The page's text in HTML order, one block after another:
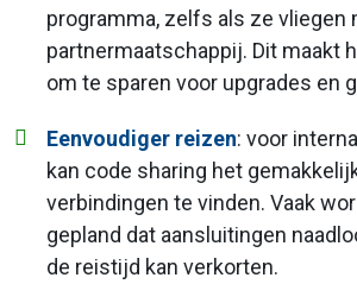
programma, zelfs als ze vliegen
partnermaatschappij. Dit maakt
om te sparen voor upgrades en
Eenvoudiger reizen: voor
kan code sharing het
verbindingen te vinden. Vaak
gepland dat aansluitingen
de reistijd kan verkorten.